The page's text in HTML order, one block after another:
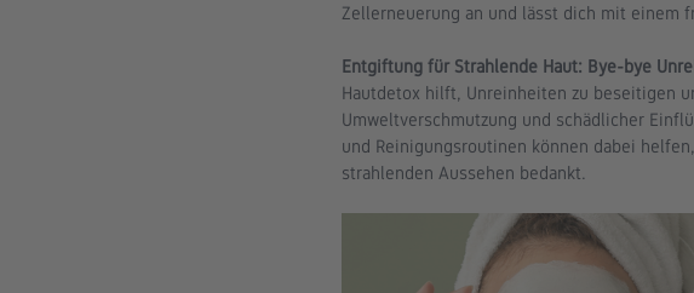
Zellerneuerung an und lässt dich mit einem
Entgiftung für Strahlende Haut: Bye-bye
Hautdetox hilft, Unreinheiten zu beseitigen
Umweltverschmutzung und schädlicher
und Reinigungsroutinen können dabei
strahlenden Aussehen bedankt.